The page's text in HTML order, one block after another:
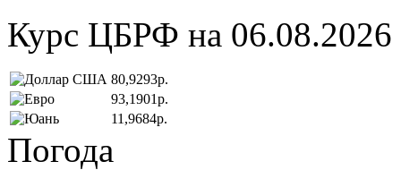
Курс ЦБРФ на 06.08.2026
80,9293р.
93,1901р.
11,9684р.
Погода